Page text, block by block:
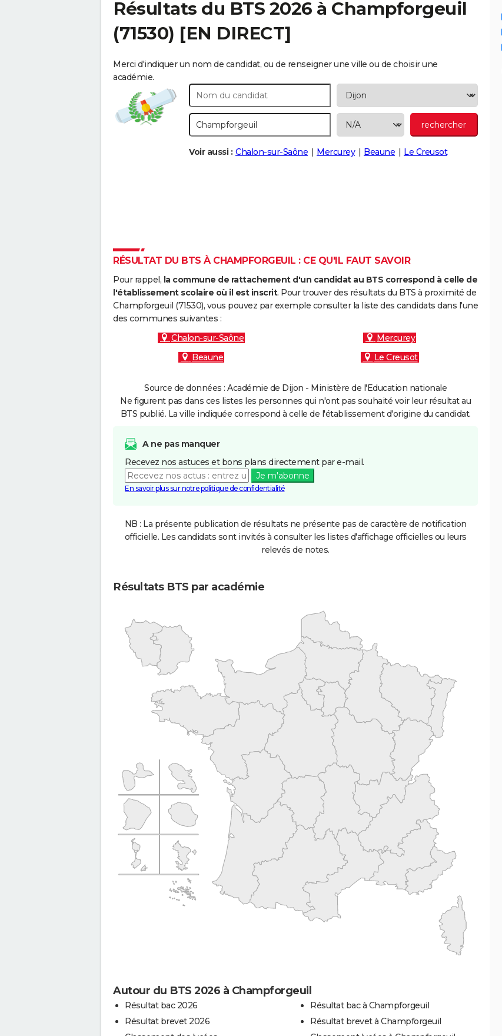
Résultats du BTS 2026 à Champforgeuil
(71530) [EN DIRECT]
Merci d'indiquer un nom de candidat, ou de renseigner une ville ou de choisir une
académie.
Voir aussi : Chalon-sur-Saône Mercurey Beaune Le Creusot
RÉSULTAT DU BTS À CHAMPFORGEUIL : CE QU'IL FAUT SAVOIR
Pour rappel, la commune de rattachement d'un candidat au BTS correspond à celle de
l'établissement scolaire où il est inscrit. Pour trouver des résultats du BTS à proximité de
Champforgeuil (71530), vous pouvez par exemple consulter la liste des candidats dans l'une
des communes suivantes :
Chalon-sur-Saône
Mercurey
Beaune
Le Creusot
Source de données : Académie de Dijon - Ministère de l'Education nationale
Ne figurent pas dans ces listes les personnes qui n'ont pas souhaité voir leur résultat au
BTS publié. La ville indiquée correspond à celle de l'établissement d'origine du candidat.
A ne pas manquer
Recevez nos astuces et bons plans directement par e-mail.
Je m'abonne
En savoir plus sur notre politique de confidentialité
NB : La présente publication de résultats ne présente pas de caractère de notification
officielle. Les candidats sont invités à consulter les listes d'affichage officielles ou leurs
relevés de notes.
Résultats BTS par académie
Autour du BTS 2026 à Champforgeuil
Résultat bac 2026
Résultat brevet 2026
Résultat bac à Champforgeuil
Résultat brevet à Champforgeuil